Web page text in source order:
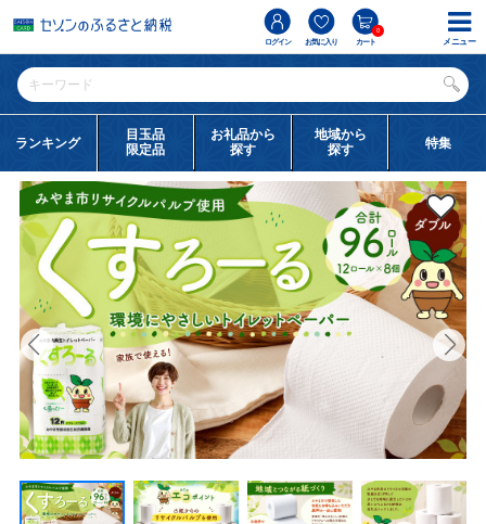
ログイン お気に入り カート
0
ランキング
目玉品
限定品
お礼品から
探す
地域から
探す
特集
メニュー